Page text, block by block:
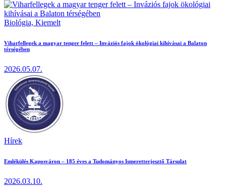
Biológia, Kiemelt
Viharfellegek a magyar tenger felett – Inváziós fajok ökológiai kihívásai a Balaton
térségében
2026.05.07.
Hírek
Emlékülés Kaposváron – 185 éves a Tudományos Ismeretterjesztő Társulat
2026.03.10.